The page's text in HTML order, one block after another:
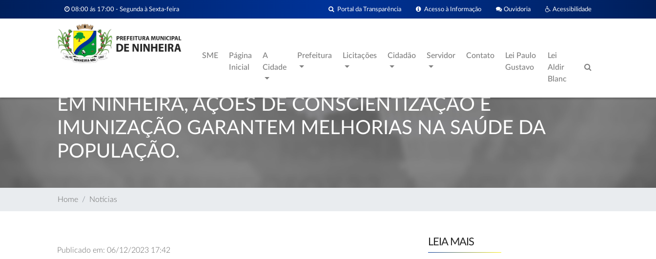
08:00 ás 17:00 - Segunda à Sexta-feira Acessibilidade
Ouvidoria
Acesso à Informação
Portal da Transparência
SME
Página
Inicial
A
Cidade
Prefeitura Licitações Cidadão Servidor Contato
Lei Paulo
Gustavo
Lei
Aldir
Blanc
EM NINHEIRA, AÇÕES DE CONSCIENTIZAÇÃO E
IMUNIZAÇÃO GARANTEM MELHORIAS NA SAÚDE DA
POPULAÇÃO.
Home Notícias
Publicado em: 06/12/2023 17:42
LEIA MAIS